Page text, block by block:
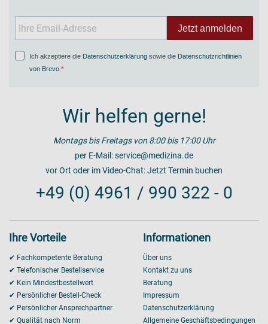
Jetzt anmelden
Ich akzeptiere die Datenschutzerklärung sowie die Datenschutzrichtlinien
von Brevo
Wir helfen gerne!
Montags bis Freitags von 8:00 bis 17:00 Uhr
per E-Mail:service@medizina.de
vor Ort oder im Video-Chat:Jetzt Termin buchen
+49 (0) 4961 / 990 322 - 0
Ihre Vorteile
✔ Fachkompetente Beratung
✔ Telefonischer Bestellservice
✔ Kein Mindestbestellwert
✔ Persönlicher Bestell-Check
✔ Persönlicher Ansprechpartner
✔ Qualität nach Norm
Informationen
Über uns
Kontakt zu uns
Beratung
Impressum
Datenschutzerklärung
Allgemeine Geschäftsbedingungen